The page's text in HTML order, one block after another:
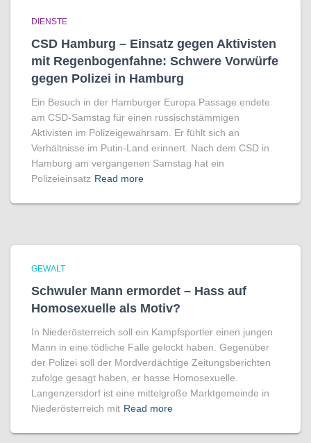
DIENSTE
CSD Hamburg – Einsatz gegen Aktivisten
mit Regenbogen­fahne: Schwere Vorwürfe
gegen Polizei in Hamburg
Ein Besuch in der Hamburger Europa Passage endete
am CSD-Samstag für einen russischstämmigen
Aktivisten im Polizeigewahrsam. Er fühlt sich an
Verhältnisse im Putin-Land erinnert. Nach dem CSD in
Hamburg am vergangenen Samstag hat ein
Polizeieinsatz Read more
GEWALT
Schwuler Mann ermordet – Hass auf
Homo­sexuelle als Motiv?
In Niederösterreich soll ein Kampfsportler einen jungen
Mann in eine tödliche Falle gelockt haben. Gegenüber
der Polizei soll der Mordverdächtige Zeitungsberichten
zufolge gesagt haben, er hasse Homosexuelle.
Langenzersdorf ist eine mittelgroße Marktgemeinde in
Niederösterreich mit Read more